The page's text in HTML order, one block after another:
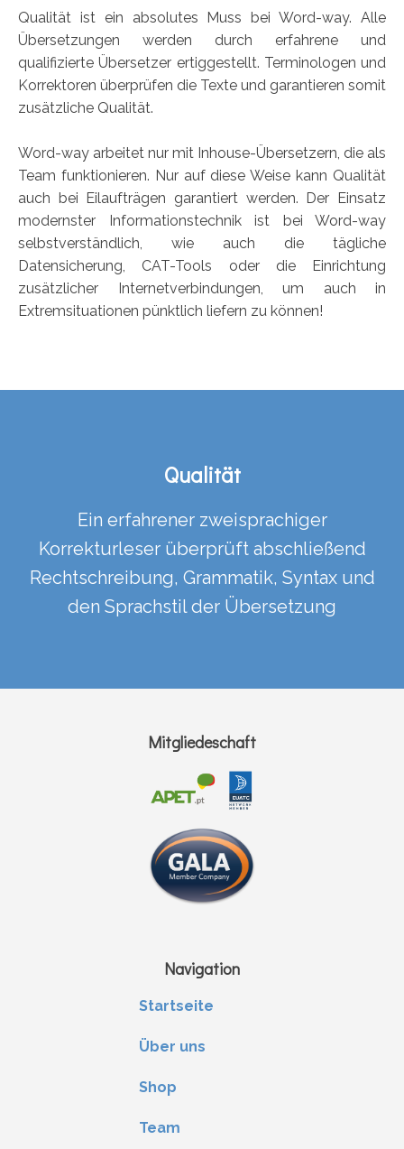
Qualität ist ein absolutes Muss bei Word-way. Alle
Übersetzungen werden durch erfahrene und
qualifizierte Übersetzer ertiggestellt. Terminologen und
Korrektoren überprüfen die Texte und garantieren somit
zusätzliche Qualität.
Word-way arbeitet nur mit Inhouse-Übersetzern, die als
Team funktionieren. Nur auf diese Weise kann Qualität
auch bei Eilaufträgen garantiert werden. Der Einsatz
modernster Informationstechnik ist bei Word-way
selbstverständlich, wie auch die tägliche
Datensicherung, CAT-Tools oder die Einrichtung
zusätzlicher Internetverbindungen, um auch in
Extremsituationen pünktlich liefern zu können!
Qualität
Ein erfahrener zweisprachiger
Korrekturleser überprüft abschließend
Rechtschreibung, Grammatik, Syntax und
den Sprachstil der Übersetzung
Mitgliedeschaft
Navigation
Startseite
Über uns
Shop
Team